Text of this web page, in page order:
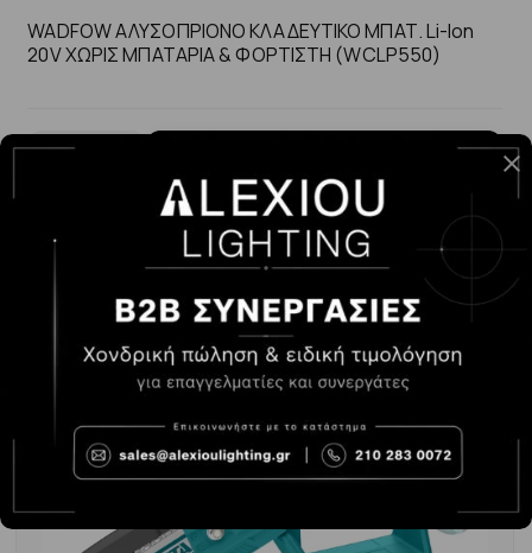
WADFOW ΑΛΥΣΟΠΡΙΟΝΟ ΚΛΑΔΕΥΤΙΚΟ ΜΠΑΤ. Li-Ion
20V ΧΩΡΙΣ ΜΠΑΤΑΡΙΑ & ΦΟΡΤΙΣΤΗ (WCLP550)
-
32.00€